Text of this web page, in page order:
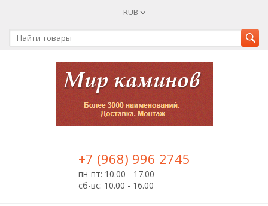
RUB
+7 (968) 996 2745
пн-пт: 10.00 - 17.00
сб-вс: 10.00 - 16.00